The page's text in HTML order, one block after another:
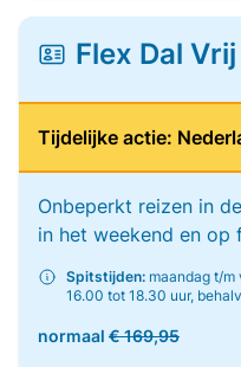
Flex Dal
Tijdelijke actie:
Onbeperkt reizen in
in het weekend en op
Spitstijden: maandag t/
16.00 tot 18.30 uur,
normaal € 169,95